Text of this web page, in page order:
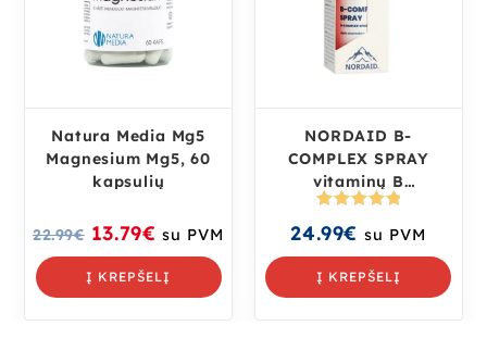
Natura Media Mg5
Magnesium Mg5, 60
kapsulių
22.99€ 13.79€ su PVM
Į KREPŠELĮ
NORDAID B-
COMPLEX SPRAY
vitaminų B
kompleksas, 30 ml.
s:5.00iš
24.99€ su PVM
Į KREPŠELĮ